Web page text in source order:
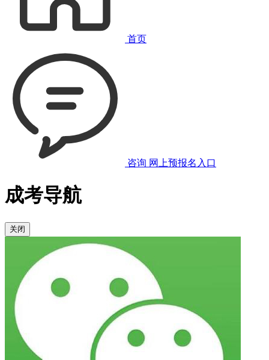
首页
咨询 网上预报名入口
成考导航
关闭